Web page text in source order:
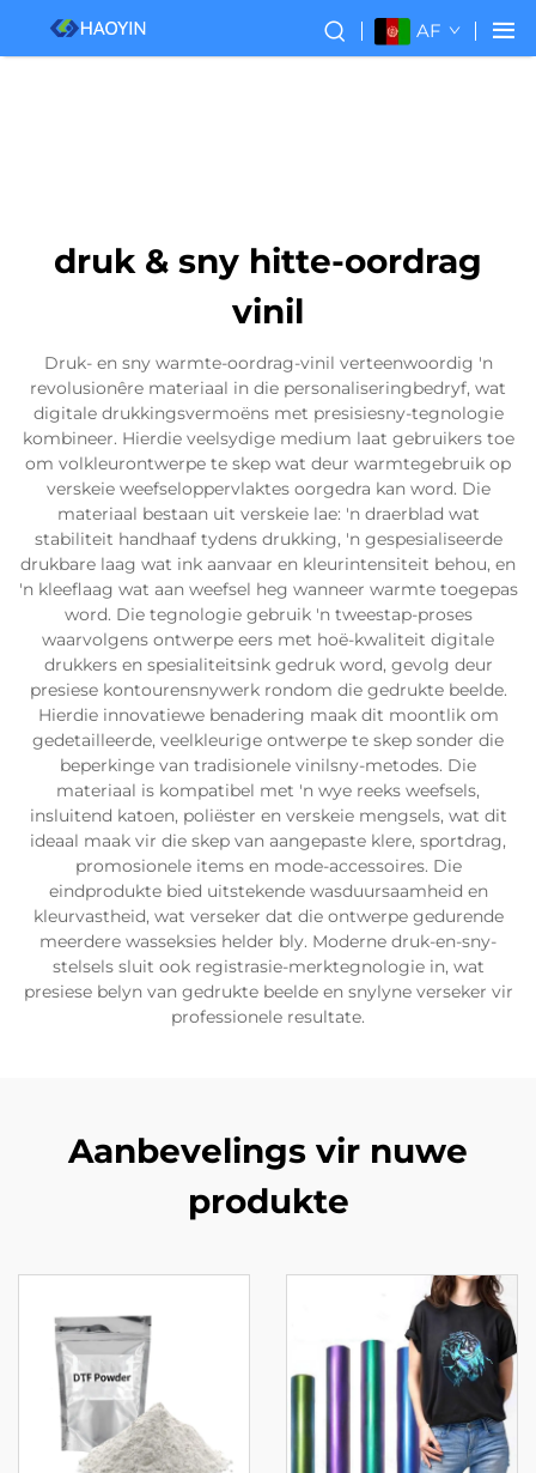
AF
druk & sny hitte-oordrag
vinil
Druk- en sny warmte-oordrag-vinil verteenwoordig 'n
revolusionêre materiaal in die personaliseringbedryf, wat
digitale drukkingsvermoëns met presisiesny-tegnologie
kombineer. Hierdie veelsydige medium laat gebruikers toe
om volkleurontwerpe te skep wat deur warmtegebruik op
verskeie weefseloppervlaktes oorgedra kan word. Die
materiaal bestaan uit verskeie lae: 'n draerblad wat
stabiliteit handhaaf tydens drukking, 'n gespesialiseerde
drukbare laag wat ink aanvaar en kleurintensiteit behou, en
'n kleeflaag wat aan weefsel heg wanneer warmte toegepas
word. Die tegnologie gebruik 'n tweestap-proses
waarvolgens ontwerpe eers met hoë-kwaliteit digitale
drukkers en spesialiteitsink gedruk word, gevolg deur
presiese kontourensnywerk rondom die gedrukte beelde.
Hierdie innovatiewe benadering maak dit moontlik om
gedetailleerde, veelkleurige ontwerpe te skep sonder die
beperkinge van tradisionele vinilsny-metodes. Die
materiaal is kompatibel met 'n wye reeks weefsels,
insluitend katoen, poliëster en verskeie mengsels, wat dit
ideaal maak vir die skep van aangepaste klere, sportdrag,
promosionele items en mode-accessoires. Die
eindprodukte bied uitstekende wasduursaamheid en
kleurvastheid, wat verseker dat die ontwerpe gedurende
meerdere wasseksies helder bly. Moderne druk-en-sny-
stelsels sluit ook registrasie-merktegnologie in, wat
presiese belyn van gedrukte beelde en snylyne verseker vir
professionele resultate.
Aanbevelings vir nuwe
produkte